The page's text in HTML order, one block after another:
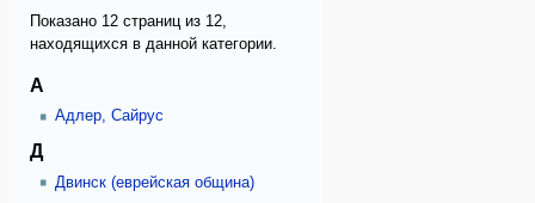
Показано 12 страниц из 12,
находящихся в данной категории.
А
Адлер, Сайрус
Д
Двинск (еврейская община)